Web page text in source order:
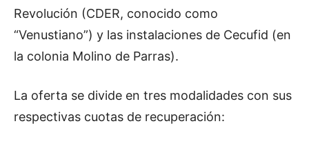
Revolución (CDER, conocido como
“Venustiano”) y las instalaciones de Cecufid (en
la colonia Molino de Parras).
La oferta se divide en tres modalidades con sus
respectivas cuotas de recuperación: